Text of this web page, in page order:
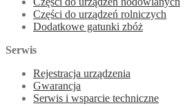
Części do urządzeń rolniczych
Dodatkowe gatunki zbóż
Serwis
Rejestracja urządzenia
Gwarancja
Serwis i wsparcie techniczne